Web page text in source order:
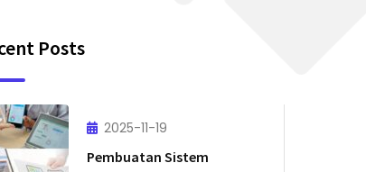
Posts
2025-11-19
Pembuatan Sistem